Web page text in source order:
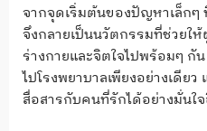
จากจุดเริ่มต้นของปัญหาเล็กๆ
จึงกลายเป็นนวัตกรรมที่ช่วยใ
ร่างกายและจิตใจไปพร้อมๆ กั
ไปโรงพยาบาลเพียงอย่างเดีย
สื่อสารกับคนที่รักได้อย่างมั่นใ